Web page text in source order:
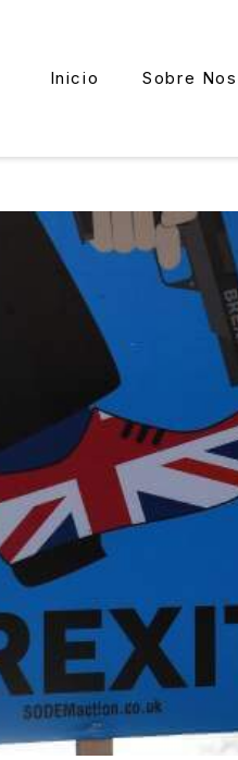
Inicio Sobre